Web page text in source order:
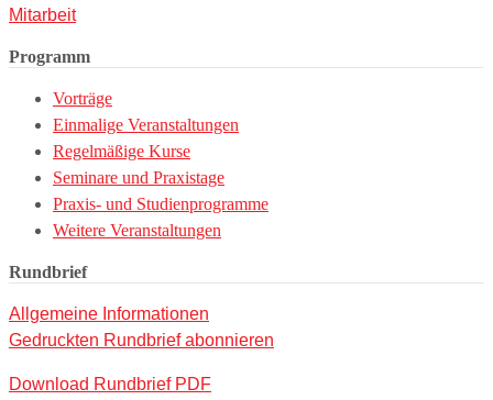
Mitarbeit
Programm
Vorträge
Einmalige Veranstaltungen
Regelmäßige Kurse
Seminare und Praxistage
Praxis- und Studienprogramme
Weitere Veranstaltungen
Rundbrief
Allgemeine Informationen
Gedruckten Rundbrief abonnieren
Download Rundbrief PDF